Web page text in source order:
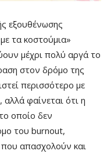
εξουθένωσης
τα κοστούμια»
μέχρι πολύ αργά το
στον δρόμο της
περισσότερο με
φαίνεται ότι η
οποίο δεν
του burnout,
απασχολούν και